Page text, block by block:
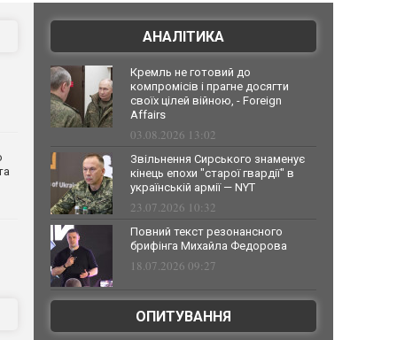
АНАЛІТИКА
Кремль не готовий до
компромісів і прагне досягти
своїх цілей війною, - Foreign
Affairs
03.08.2026 13:02
Звільнення Сирського знаменує
кінець епохи "старої гвардії" в
українській армії — NYT
23.07.2026 10:32
Повний текст резонансного
брифінга Михайла Федорова
18.07.2026 09:27
ОПИТУВАННЯ